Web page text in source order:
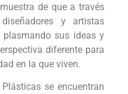
de que a través
y artistas
sus ideas y
diferente para
en la que viven.
se encuentran